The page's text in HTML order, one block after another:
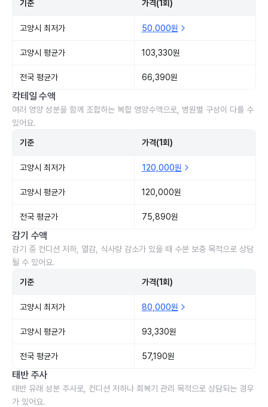
기준 가격(1회)
고양시 최저가 50,000원
고양시 평균가 103,330원
전국 평균가 66,390원
칵테일 수액
여러 영양 성분을 함께 조합하는 복합 영양수액으로, 병원별 구성이 다를 수
있어요.
기준 가격(1회)
고양시 최저가 120,000원
고양시 평균가 120,000원
전국 평균가 75,890원
감기 수액
감기 중 컨디션 저하, 열감, 식사량 감소가 있을 때 수분 보충 목적으로 상담
될 수 있어요.
기준 가격(1회)
고양시 최저가 80,000원
고양시 평균가 93,330원
전국 평균가 57,190원
태반 주사
태반 유래 성분 주사로, 컨디션 저하나 회복기 관리 목적으로 상담되는 경우
가 있어요.